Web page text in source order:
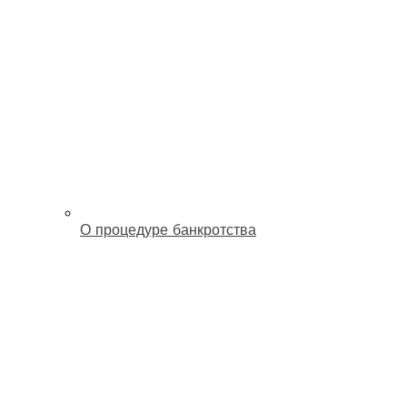
О процедуре банкротства